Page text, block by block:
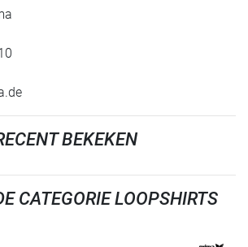
BEKEKEN
CATEGORIE LOOPSHIRTS